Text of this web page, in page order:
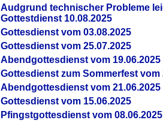
Audgrund technischer Probleme
Gottestdienst 10.08.2025
Gottesdienst vom 03.08.2025
Gottesdienst vom 25.07.2025
Abendgottesdienst vom 19.06.2025
Gottesdienst zum Sommerfest vom
Abendgottesdienst vom 21.06.2025
Gottesdienst vom 15.06.2025
Pfingstgottesdienst vom 08.06.2025